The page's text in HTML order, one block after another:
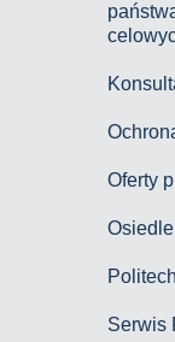
Oferty
Serwis